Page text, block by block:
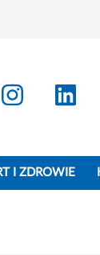
X -
I ZDROWIE